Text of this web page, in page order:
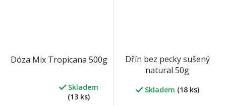
Dóza Mix Tropicana 500g
Skladem
(13 ks)
Dřín bez pecky sušený
natural 50g
Skladem (18 ks)